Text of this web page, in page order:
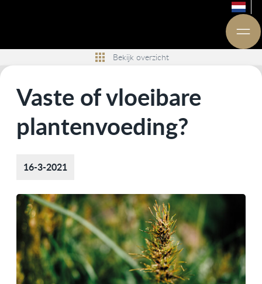
Bekijk overzicht
Vaste of vloeibare
plantenvoeding?
16-3-2021